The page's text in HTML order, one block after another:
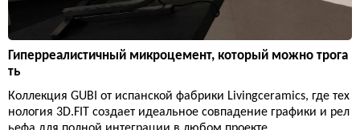
Гиперреалистичный микроцемент, который можно трога
ть
Коллекция GUBI от испанской фабрики Livingceramics, где тех
нология 3D.FIT создает идеальное совпадение графики и рел